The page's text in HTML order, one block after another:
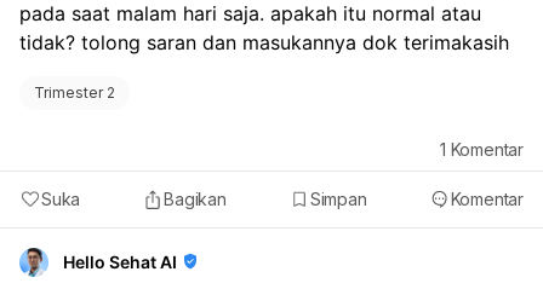
pada saat malam hari saja. apakah itu normal atau
tidak? tolong saran dan masukannya dok terimakasih
Trimester 2
Suka Bagikan Simpan Komentar
1 Komentar
Hello Sehat AI